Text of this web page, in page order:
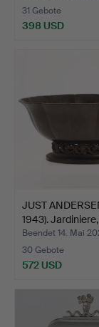
31 Gebote
398 USD
JUST
1943).
Beendet 14. Mai
30 Gebote
572 USD